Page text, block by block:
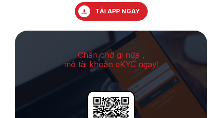
TẢI APP NGAY
Chần chờ gi nữa ,
mở tài khoản eKYC ngay!